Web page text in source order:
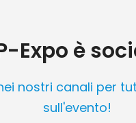
Expo è
nostri canali per
sull'evento!